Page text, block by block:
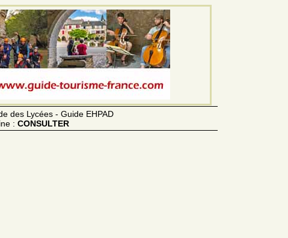
des Lycées - Guide EHPAD
: CONSULTER